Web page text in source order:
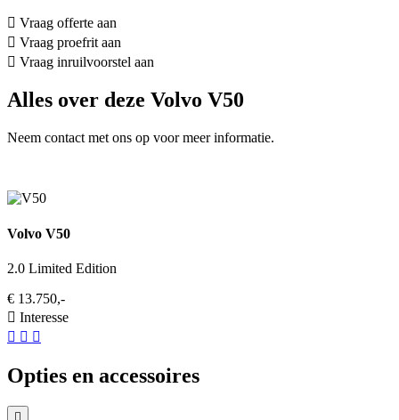
Vraag offerte aan
Vraag proefrit aan
Vraag inruilvoorstel aan
Alles over deze Volvo V50
Neem contact met ons op voor meer informatie.
Volvo V50
2.0 Limited Edition
€ 13.750,-
Interesse
Opties en accessoires